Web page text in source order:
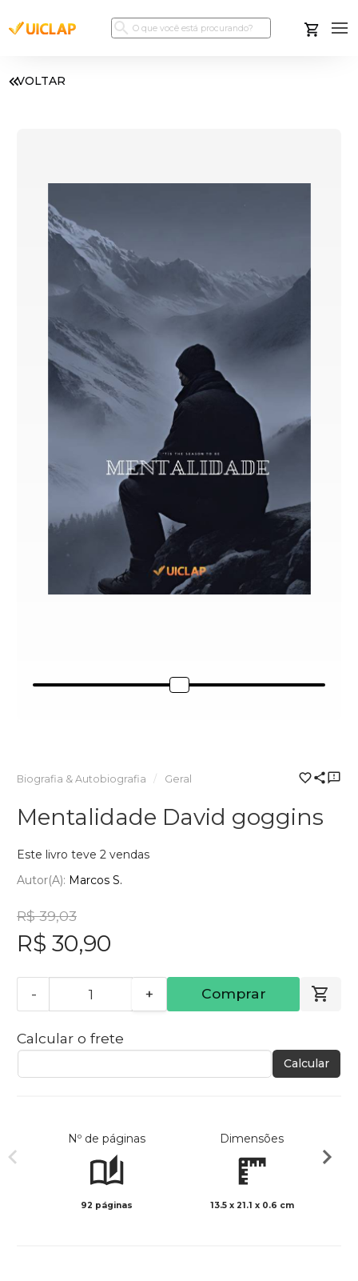
VOLTAR
Biografia & Autobiografia Geral
Mentalidade David goggins
Este livro teve 2 vendas
Autor(a): Marcos S.
R$ 39,03
R$ 30,90
- + Comprar
Calcular o frete
Calcular
Nº de páginas
92 páginas
Dimensões
13.5 x 21.1 x 0.6 cm